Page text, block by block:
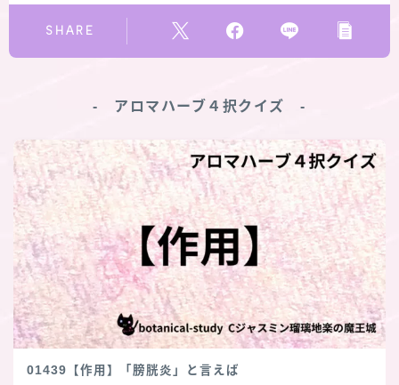
SHARE
‐ アロマハーブ４択クイズ ‐
01439【作用】「膀胱炎」と言えば